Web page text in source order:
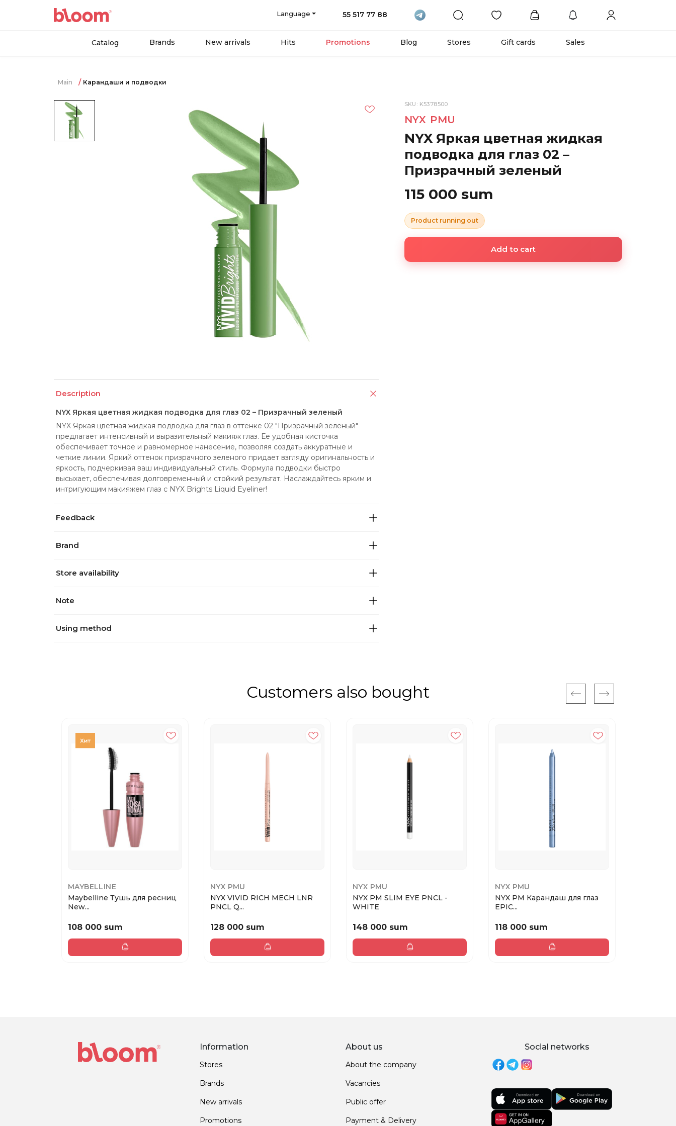
Language 55 517 77 88
Catalog Brands New arrivals Hits Promotions Blog Stores Gift cards Sales
Main Карандаши и подводки
Description
NYX Яркая цветная жидкая подводка для глаз 02 – Призрачный зеленый
NYX Яркая цветная жидкая подводка для глаз в оттенке 02 "Призрачный зеленый"
предлагает интенсивный и выразительный макияж глаз. Ее удобная кисточка
обеспечивает точное и равномерное нанесение, позволяя создать аккуратные и
четкие линии. Яркий оттенок призрачного зеленого придает взгляду оригинальность и
яркость, подчеркивая ваш индивидуальный стиль. Формула подводки быстро
высыхает, обеспечивая долговременный и стойкий результат. Наслаждайтесь ярким и
интригующим макияжем глаз с NYX Brights Liquid Eyeliner!
Feedback
Brand
Store availability
Note
Using method
SKU: K5378500
NYX PMU
NYX Яркая цветная жидкая
подводка для глаз 02 –
Призрачный зеленый
115 000 sum
Product running out
Add to cart
Customers also bought
MAYBELLINE
Maybelline Тушь для ресниц
New...
108 000 sum
NYX PMU
NYX VIVID RICH MECH LNR
PNCL Q...
128 000 sum
NYX PMU
NYX PM SLIM EYE PNCL -
WHITE
148 000 sum
NYX PMU
NYX PM Карандаш для глаз
EPIC...
118 000 sum
Information
Stores
Brands
New arrivals
Promotions
About us
About the company
Vacancies
Public offer
Payment & Delivery
Social networks